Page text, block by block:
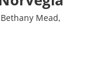
Mead,